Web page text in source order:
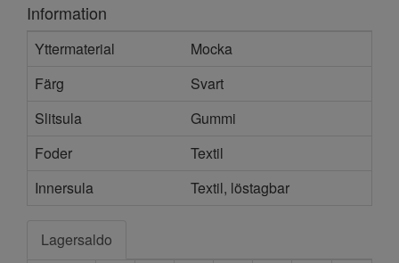
Information
Yttermaterial
Mocka
Färg
Svart
Slitsula
Gummi
Foder
Textil
Innersula
Textil, löstagbar
Lagersaldo